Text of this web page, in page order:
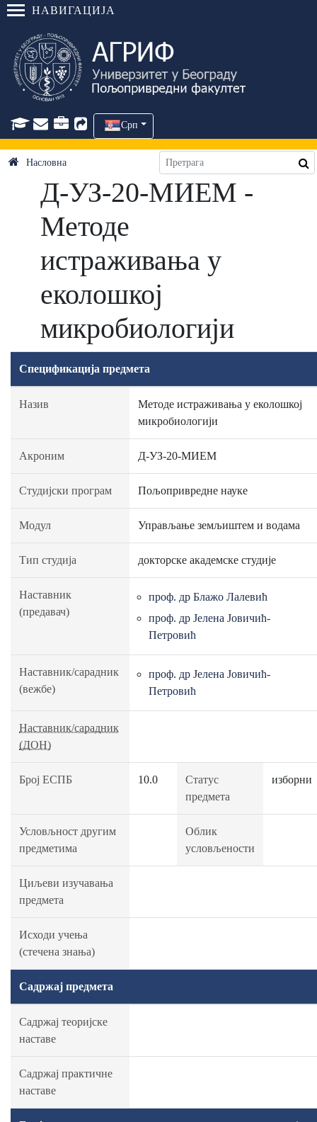
НАВИГАЦИЈА
Срп
Насловна
Д-УЗ-20-МИЕМ -
Методе
истраживања у
еколошкој
микробиологији
Спецификација предмета
Назив
Методе истраживања у еколошкој
микробиологији
Акроним Д-УЗ-20-МИЕМ
Студијски програм Пољопривредне науке
Модул Управљање земљиштем и водама
Тип студија докторске академске студије
Наставник
(предавач)
проф. др Блажо Лалевић
проф. др Јелена Јовичић-
Петровић
Наставник/сарадник
(вежбе)
проф. др Јелена Јовичић-
Петровић
Наставник/сарадник
(ДОН)
Број ЕСПБ 10.0
Статус
предмета
изборни
Условљност другим
предметима
Облик
условљености
Циљеви изучавања
предмета
Исходи учења
(стечена знања)
Садржај предмета
Садржај теоријске
наставе
Садржај практичне
наставе